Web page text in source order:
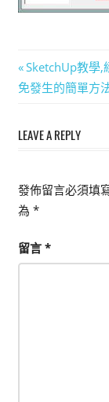
手
軟
體
文
章
導
Previous
Post:
SketchUp教學,
免發生的簡單方
LEAVE A REPLY
發佈留言必須填
為 *
留言 *